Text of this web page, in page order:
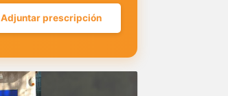
Adjuntar prescripción